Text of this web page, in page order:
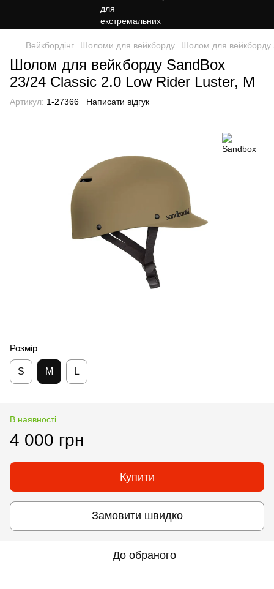
Вейкбордінг Шоломи для вейкборду Шолом для вейкборду
Шолом для вейкборду SandBox
23/24 Classic 2.0 Low Rider Luster, M
Артикул: 1-27366 Написати відгук
Розмір
S M L
В наявності
4 000 грн
Купити
Замовити швидко
До обраного